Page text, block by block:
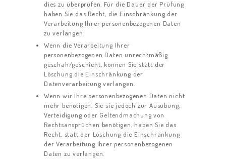
dies zu überprüfen. Für die Dauer der Prüfung
haben Sie das Recht, die Einschränkung der
Verarbeitung Ihrer personenbezogenen Daten
zu verlangen.
Wenn die Verarbeitung Ihrer
personenbezogenen Daten unrechtmäßig
geschah/geschieht, können Sie statt der
Löschung die Einschränkung der
Datenverarbeitung verlangen.
Wenn wir Ihre personenbezogenen Daten nicht
mehr benötigen, Sie sie jedoch zur Ausübung,
Verteidigung oder Geltendmachung von
Rechtsansprüchen benötigen, haben Sie das
Recht, statt der Löschung die Einschränkung
der Verarbeitung Ihrer personenbezogenen
Daten zu verlangen.